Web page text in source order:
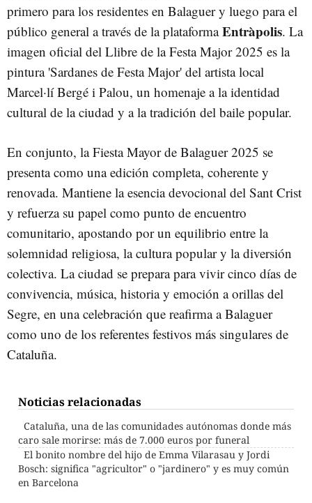
primero para los residentes en Balaguer y luego para el
público general a través de la plataformaEntràpolis. La
imagen oficial del Llibre de la Festa Major 2025 es la
pintura 'Sardanes de Festa Major' del artista local
Marcel·lí Bergé i Palou, un homenaje a la identidad
cultural de la ciudad y a la tradición del baile popular.
En conjunto, la Fiesta Mayor de Balaguer 2025 se
presenta como una edición completa, coherente y
renovada. Mantiene la esencia devocional del Sant Crist
y refuerza su papel como punto de encuentro
comunitario, apostando por un equilibrio entre la
solemnidad religiosa, la cultura popular y la diversión
colectiva. La ciudad se prepara para vivir cinco días de
convivencia, música, historia y emoción a orillas del
Segre, en una celebración que reafirma a Balaguer
como uno de los referentes festivos más singulares de
Cataluña.
Noticias relacionadas
Cataluña, una de las comunidades autónomas donde más
caro sale morirse: más de 7.000 euros por funeral
El bonito nombre del hijo de Emma Vilarasau y Jordi
Bosch: significa "agricultor" o "jardinero" y es muy común
en Barcelona